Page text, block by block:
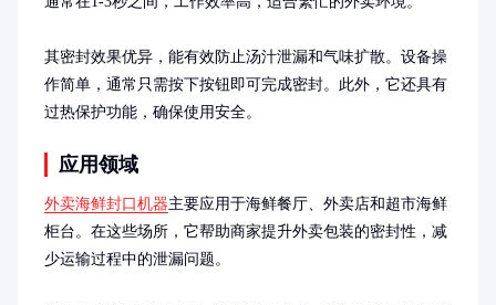
其密封效果优异，能有效防止汤汁泄漏和气味扩散。设备操
作简单，通常只需按下按钮即可完成密封。此外，它还具有
过热保护功能，确保使用安全。
应用领域
外卖海鲜封口机器主要应用于海鲜餐厅、外卖店和超市海鲜
柜台。在这些场所，它帮助商家提升外卖包装的密封性，减
少运输过程中的泄漏问题。